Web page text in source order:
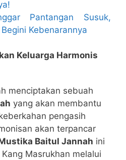
Pantangan Susuk,
Kebenarannya
Keluarga Harmonis
menciptakan sebuah
yang akan membantu
pengasih
akan terpancar
Baitul Jannah ini
Masrukhan melalui